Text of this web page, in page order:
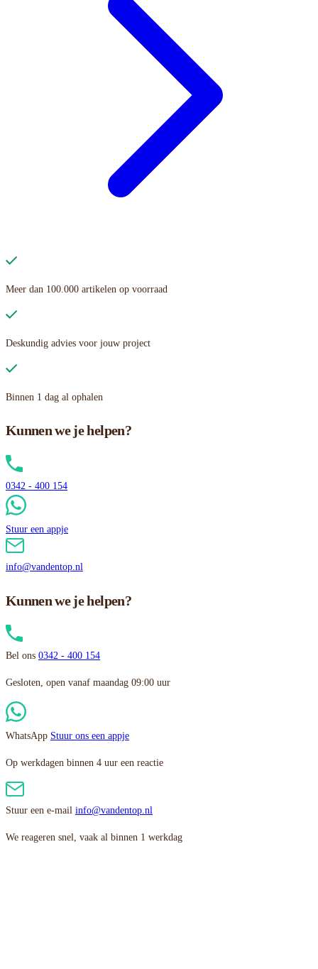
Meer dan 100.000 artikelen op voorraad
Deskundig advies voor jouw project
Binnen 1 dag al ophalen
Kunnen we je helpen?
0342 - 400 154
Stuur een appje
info@vandentop.nl
Kunnen we je helpen?
Bel ons 0342 - 400 154
Gesloten, open vanaf maandag 09:00 uur
WhatsApp Stuur ons een appje
Op werkdagen binnen 4 uur een reactie
Stuur een e-mail info@vandentop.nl
We reageren snel, vaak al binnen 1 werkdag